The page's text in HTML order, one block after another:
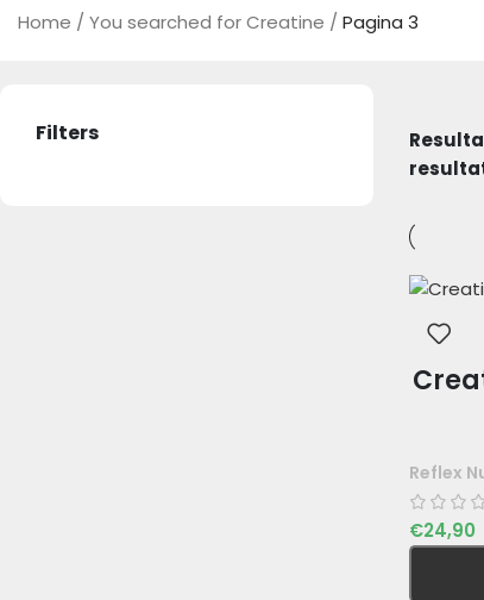
Home / You searched for Creatine / Pagina 3
Filters
Reflex
€24,90